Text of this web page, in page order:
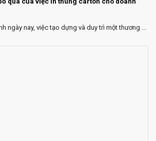
ngày nay, việc tạo dựng và duy trì một thương ...